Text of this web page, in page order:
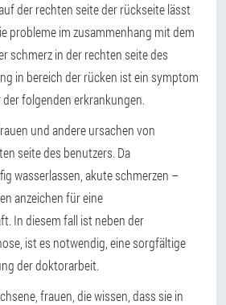
der rechten seite der rückseite lässt
probleme im zusammenhang mit dem
schmerz in der rechten seite des
in bereich der rücken ist ein symptom
folgenden erkrankungen.
und andere ursachen von
seite des benutzers. Da
wasserlassen, akute schmerzen –
anzeichen für eine
In diesem fall ist neben der
ist es notwendig, eine sorgfältige
der doktorarbeit.
frauen, die wissen, dass sie in